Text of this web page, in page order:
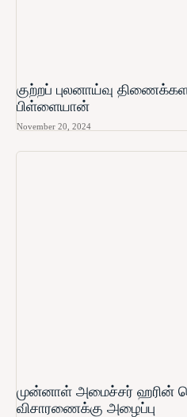
குற்றப் புலனாய்வு
பிள்ளையான்
November 20, 2024
முன்னாள் அமைச்சர் ஹரின்
விசாரணைக்கு அழைப்பு